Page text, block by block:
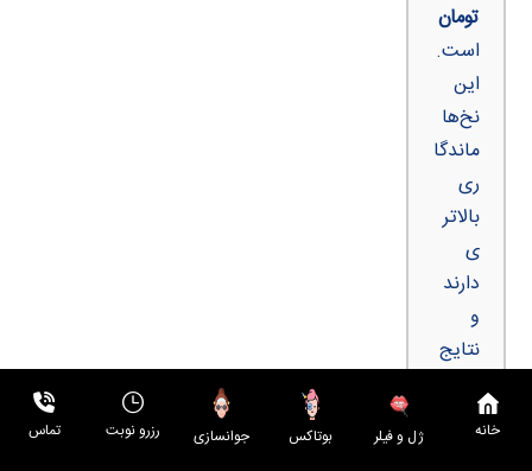
تومان
است.
این
نخ‌ها
ماندگا
ری
بالاتر
ی
دارند
و
نتایج
ی‌تر وخانه ژل و فیلر بوتاکس جوانسازی رزرو نوبت تماس